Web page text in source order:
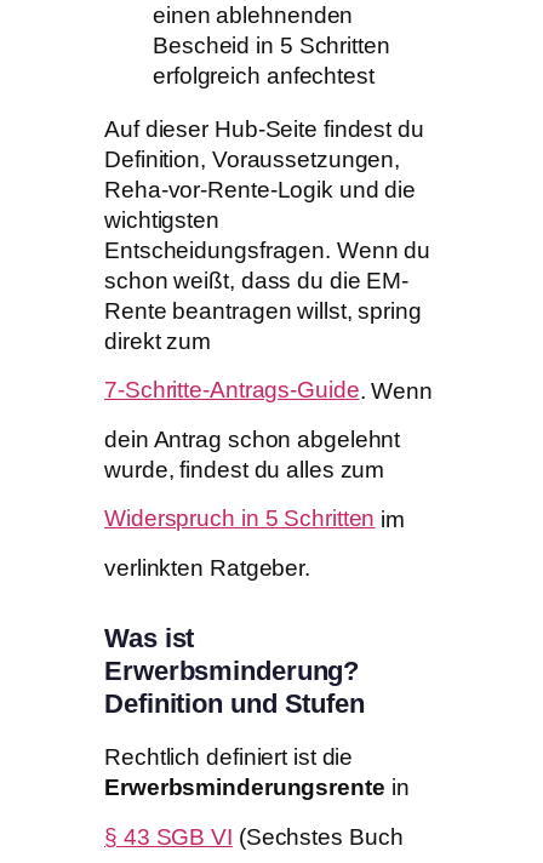
einen ablehnenden
Bescheid in 5 Schritten
erfolgreich anfechtest
Auf dieser Hub-Seite findest du
Definition, Voraussetzungen,
Reha-vor-Rente-Logik und die
wichtigsten
Entscheidungsfragen. Wenn du
schon weißt, dass du die EM-
Rente beantragen willst, spring
direkt zum
7-Schritte-Antrags-Guide. Wenn
dein Antrag schon abgelehnt
wurde, findest du alles zum
Widerspruch in 5 Schritten im
verlinkten Ratgeber.
Was ist
Erwerbsminderung?
Definition und Stufen
Rechtlich definiert ist die
Erwerbsminderungsrente in
§ 43 SGB VI (Sechstes Buch